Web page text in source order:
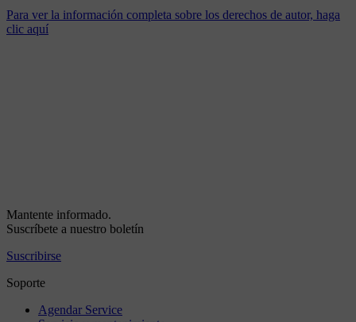
Para ver la información completa sobre los derechos de autor, haga
clic aquí